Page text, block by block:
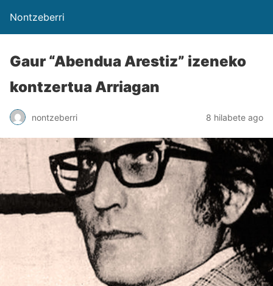
Nontzeberri
Gaur “Abendua Arestiz” izeneko
kontzertua Arriagan
nontzeberri 8 hilabete ago